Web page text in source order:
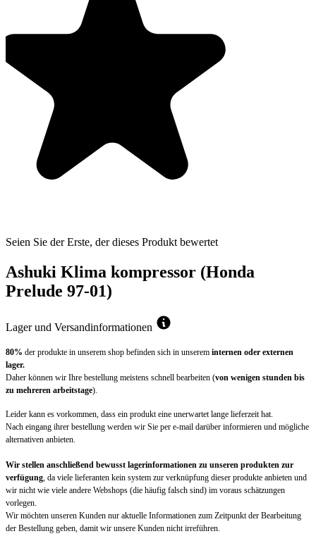
Seien Sie der Erste, der dieses Produkt bewertet
Ashuki Klima kompressor (Honda
Prelude 97-01)
Lager und Versandinformationen
80% der produkte in unserem shop befinden sich in unserem internen oder externen
lager.
Daher können wir Ihre bestellung meistens schnell bearbeiten (von wenigen stunden bis
zu mehreren arbeitstage).
Leider kann es vorkommen, dass ein produkt eine unerwartet lange lieferzeit hat.
Nach eingang ihrer bestellung werden wir Sie per e-mail darüber informieren und mögliche
alternativen anbieten.
Wir stellen anschließend bewusst lagerinformationen zu unseren produkten zur
verfügung, da viele lieferanten kein system zur verknüpfung dieser produkte anbieten und
wir nicht wie viele andere Webshops (die häufig falsch sind) im voraus schätzungen
vorlegen.
Wir möchten unseren Kunden nur aktuelle Informationen zum Zeitpunkt der Bearbeitung
der Bestellung geben, damit wir unsere Kunden nicht irreführen.